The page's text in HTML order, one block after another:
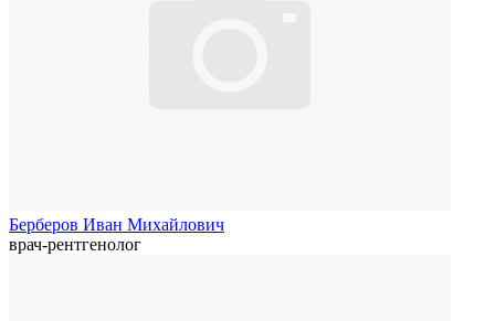
Берберов Иван Михайлович
врач-рентгенолог